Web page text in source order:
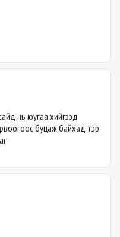
нь юугаа хийгээд
буцаж байхад тэр